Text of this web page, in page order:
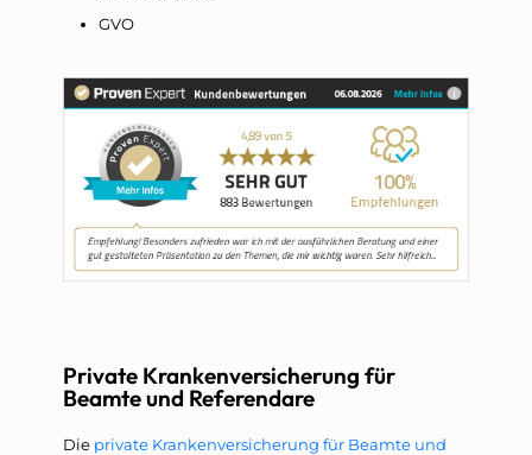
GVO
Private Krankenversicherung für
Beamte und Referendare
Die private Krankenversicherung für Beamte und